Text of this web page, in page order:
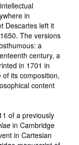
in
Descartes left it
The versions
a
century, a
in 1701 in
its composition,
content
of a previously
in Cambridge
in Cartesian